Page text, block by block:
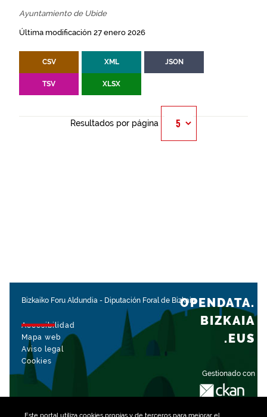
Ayuntamiento de Ubide
Última modificación 27 enero 2026
CSV XML JSON
TSV XLSX
Resultados por página
Bizkaiko Foru Aldundia - Diputación Foral de Bizkaia
Accesibilidad
Mapa web
Aviso legal
Cookies
Gestionado con
OPENDATA.
BIZKAIA
.EUS